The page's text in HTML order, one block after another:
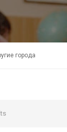
города